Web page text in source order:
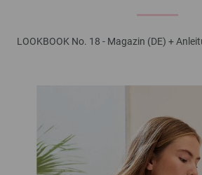
LOOKBOOK No. 18 - Magazin (DE) +